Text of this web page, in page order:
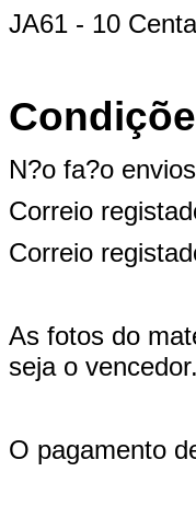
JA61 - 10
N?o fa?o
Correio
Correio
As fotos do
seja o vencedor.
O pagamento